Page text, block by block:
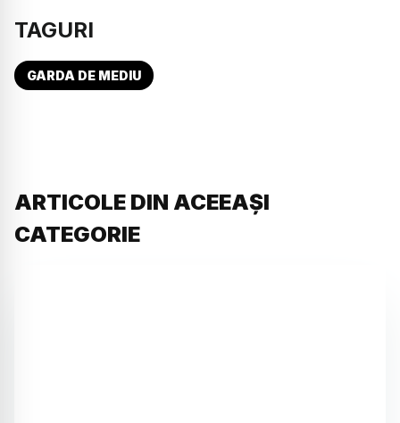
TAGURI
GARDA DE MEDIU
ARTICOLE DIN ACEEAȘI
CATEGORIE